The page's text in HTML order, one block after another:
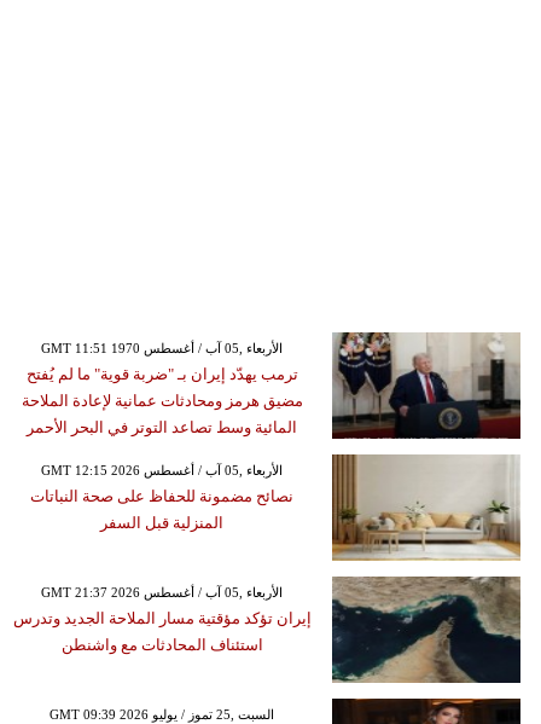
GMT 11:51 1970 الأربعاء ,05 آب / أغسطس
ترمب يهدّد إيران بـ "ضربة قوية" ما لم يُفتح
مضيق هرمز ومحادثات عمانية لإعادة الملاحة
المائية وسط تصاعد التوتر في البحر الأحمر
GMT 12:15 2026 الأربعاء ,05 آب / أغسطس
نصائح مضمونة للحفاظ على صحة النباتات
المنزلية قبل السفر
GMT 21:37 2026 الأربعاء ,05 آب / أغسطس
إيران تؤكد مؤقتية مسار الملاحة الجديد وتدرس
استئناف المحادثات مع واشنطن
GMT 09:39 2026 السبت ,25 تموز / يوليو